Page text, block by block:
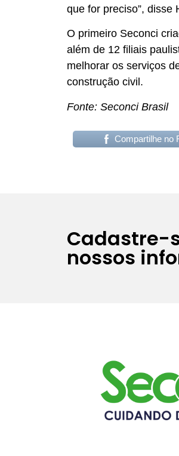
que for preciso”, disse
O primeiro Seconci
além de 12 filiais
melhorar os serviços
construção civil.
Fonte: Seconci Brasil
Compartilhe no
Cadastre-
nossos